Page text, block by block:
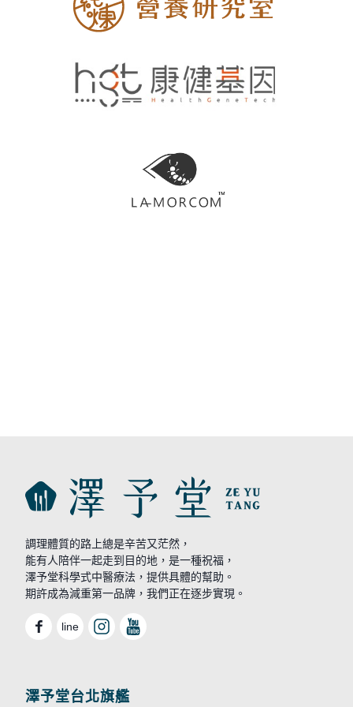
調理體質的路上總是辛苦又茫然，
能有人陪伴一起走到目的地，是一種祝福，
澤予堂科學式中醫療法，提供具體的幫助。
期許成為減重第一品牌，我們正在逐步實現。
line
澤予堂台北旗艦